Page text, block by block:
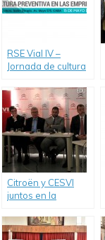
RSE Vial IV –
Jornada de cultura
empresas
Citroën y CESVI
juntos en la
mejorar la
Educación Vial.